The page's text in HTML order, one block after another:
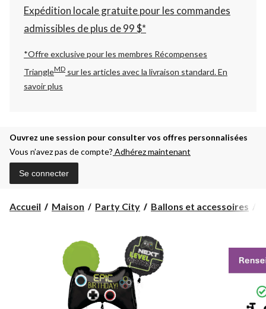
changer
Expédition locale gratuite pour les commandes
admissibles de plus de 99 $*
*Offre exclusive pour les membres Récompenses
TriangleMD sur les articles avec la livraison standard.En
savoir plus
Ouvrez une session pour consulter vos offres personnalisées
Vous n’avez pas de compte? Adhérez maintenant
Se connecter
Accueil Maison Party City Ballons et accessoires